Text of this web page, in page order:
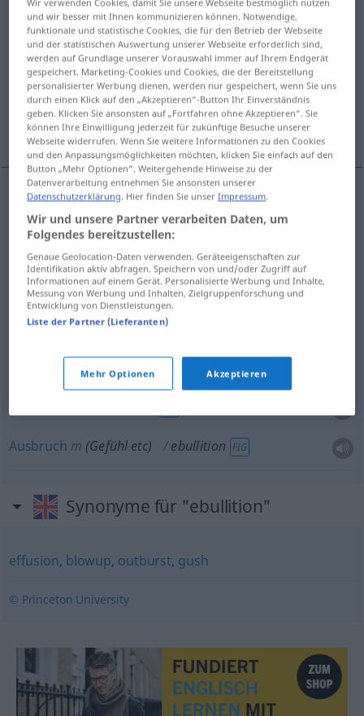
Übersicht aller Übersetzungen
(Für mehr Details die Übersetzung anklicken/antippen)
Sieden, Aufwallen, Aufwallung
Überschäumen Aufwallen, Ausbruch
Siedenn ebullitionboiling
Aufwallenn ebullition boiling
Aufwallungf ebullitionboiling
Ausbruch m (Gefühl etc) ebullition FIG
Synonyme für "ebullition"
effusion, blowup, outburst, gush
© Princeton University
und wir besser mit Ihnen kommunizieren können. Notwendige,
funktionale und statistische Cookies, die für den Betrieb der Webseite
und der statistischen Auswertung unserer Webseite erforderlich sind,
werden auf Grundlage unserer Vorauswahl immer auf Ihrem Endgerät
gespeichert. Marketing-Cookies und Cookies, die der Bereitstellung
personalisierter Werbung dienen, werden nur gespeichert, wenn Sie uns
durch einen Klick auf den „Akzeptieren“-Button Ihr Einverständnis
geben. Klicken Sie ansonsten auf „Fortfahren ohne Akzeptieren“. Sie
können Ihre Einwilligung jederzeit für zukünftige Besuche unserer
Webseite widerrufen. Wenn Sie weitere Informationen zu den Cookies
und den Anpassungsmöglichkeiten möchten, klicken Sie einfach auf den
Button „Mehr Optionen“. Weitergehende Hinweise zu der
Datenverarbeitung entnehmen Sie ansonsten unserer
Datenschutzerklärung . Hier finden Sie unserImpressum
Wir und unsere Partner verarbeiten Daten, um
Folgendes bereitzustellen:
Genaue Geolocation-Daten verwenden. Geräteeigenschaften zur
Identifikation aktiv abfragen. Speichern von und/oder Zugriff auf
Informationen auf einem Gerät. Personalisierte Werbung und Inhalte,
Messung von Werbung und Inhalten, Zielgruppenforschung und
Entwicklung von Dienstleistungen.
Liste der Partner (Lieferanten)
Mehr Optionen Akzeptieren